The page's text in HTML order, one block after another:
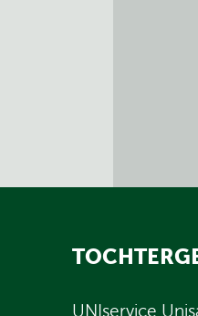
UNIservice